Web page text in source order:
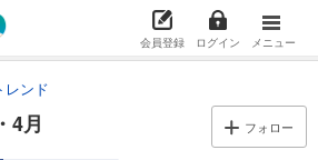
会員登録 ログイン メニュー
レンド
4月 フォロー